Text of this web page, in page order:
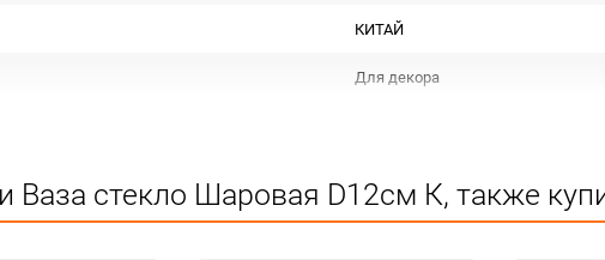
КИТАЙ
Для декора
1
Ваза стекло Шаровая D12см К, также